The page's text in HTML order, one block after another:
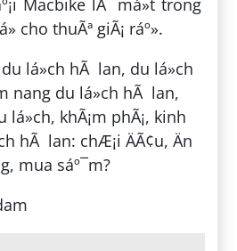
Macbike lÃ má»t trong
cho thuÃª giÃ¡ ráº».